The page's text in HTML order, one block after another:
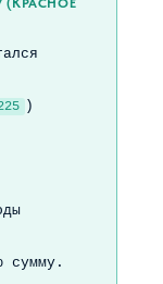
)
сумму.